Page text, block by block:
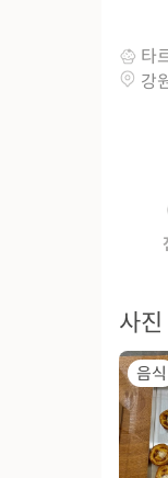
타
강
사진
음식